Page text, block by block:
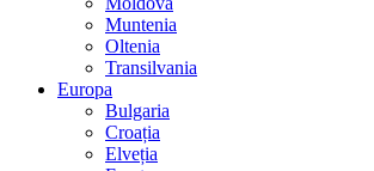
Muntenia
Oltenia
Transilvania
Europa
Bulgaria
Croația
Elveția